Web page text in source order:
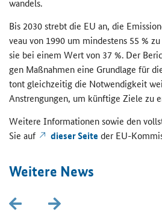
wan­dels.
Bis 2030 strebt die EU an, die
veau von 1990 um min­des­tens 55 %
sie bei einem Wert von 37 %. Der
gen Maß­nah­men eine Grund­la­ge für
tont gleich­zei­tig die Not­wen­dig­keit
An­stren­gun­gen, um künf­ti­ge Ziele zu
Wei­te­re In­for­ma­tio­nen sowie den
Sie auf
die­ser Seite der EU-​
Wei­te­re News